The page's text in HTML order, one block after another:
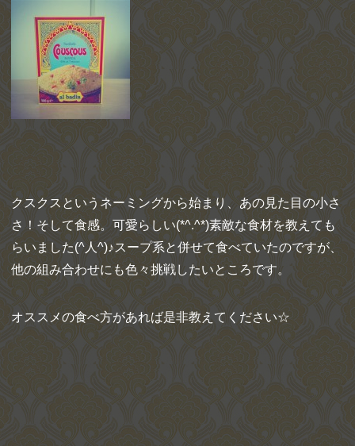
クスクスというネーミングから始まり、あの見た目の小さ
さ！そして食感。可愛らしい(*^.^*)素敵な食材を教えても
らいました(^人^)♪スープ系と併せて食べていたのですが、
他の組み合わせにも色々挑戦したいところです。
オススメの食べ方があれば是非教えてください☆